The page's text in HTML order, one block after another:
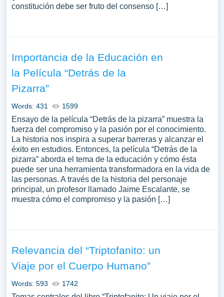
constitución debe ser fruto del consenso […]
Importancia de la Educación en
la Película “Detrás de la
Pizarra”
Words: 431 1599
Ensayo de la película “Detrás de la pizarra” muestra la
fuerza del compromiso y la pasión por el conocimiento.
La historia nos inspira a superar barreras y alcanzar el
éxito en estudios. Entonces, la película “Detrás de la
pizarra” aborda el tema de la educación y cómo ésta
puede ser una herramienta transformadora en la vida de
las personas. A través de la historia del personaje
principal, un profesor llamado Jaime Escalante, se
muestra cómo el compromiso y la pasión […]
Relevancia del “Triptofanito: un
Viaje por el Cuerpo Humano”
Words: 593 1742